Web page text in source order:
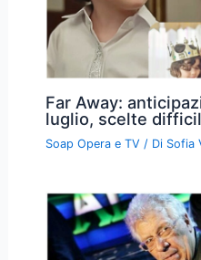
Far Away:
luglio, scelte
Soap Opera e TV / Di Sofia